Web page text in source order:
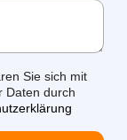
Sie sich mit
Daten durch